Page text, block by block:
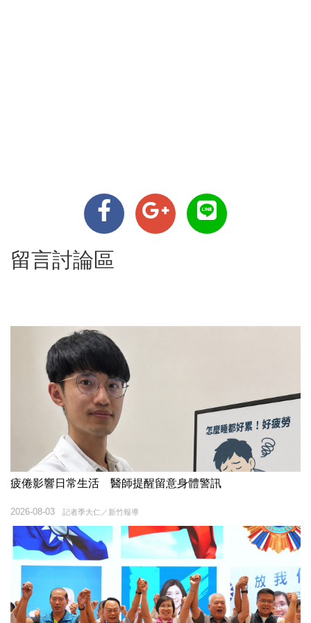
留言討論區
疲倦影響日常生活 醫師提醒留意身體警訊
記者季大仁／新竹報導
2026-08-03